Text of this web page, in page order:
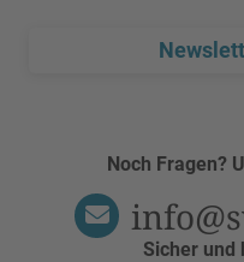
Sicher und
Noch Fragen?